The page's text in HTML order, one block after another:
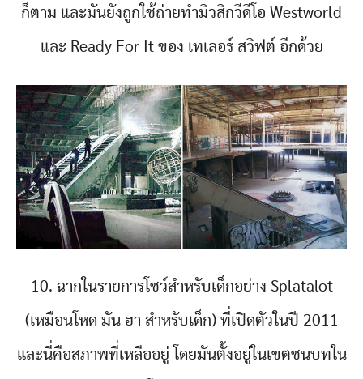
ก็ตาม และมันยังถูกใช้ถ่ายทำมิวสิกวีดีโอ Westworld
และ Ready For It ของ เทเลอร์ สวิฟต์ อีกด้วย
10. ฉากในรายการโชว์สำหรับเด็กอย่าง Splatalot
(เหมือนโหด มัน ฮา สำหรับเด็ก) ที่เปิดตัวในปี 2011
และนี่คือสภาพที่เหลืออยู่ โดยมันตั้งอยู่ในเขตชนบทใน